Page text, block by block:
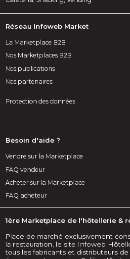
Réseau Infoweb Market
La Marketplace B2B
Nos Marketplaces B2B
Nos publications
Nos partenaires
Protection des données
Besoin d'aide ?
Vendre sur la Marketplace
FAQ vendeur
Acheter sur la Marketplace
FAQ acheteur
1ère Marketplace de l'hôtellerie &
Place de marché exclusivement
la restauration, le site Infoweb
tous les fabricants et distributeurs